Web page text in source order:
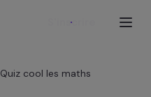
S'inscrire
Quiz cool les maths